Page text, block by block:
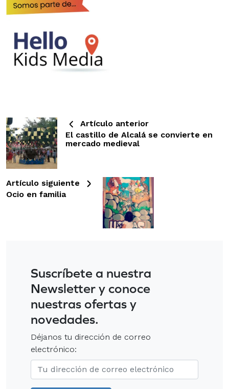
Artículo anterior
El castillo de Alcalá se convierte en
mercado medieval
Artículo siguiente
Ocio en familia
Suscríbete a nuestra
Newsletter y conoce
nuestras ofertas y
novedades.
Déjanos tu dirección de correo
electrónico: